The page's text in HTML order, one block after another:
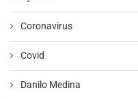
Coronavirus
Covid
Danilo Medina